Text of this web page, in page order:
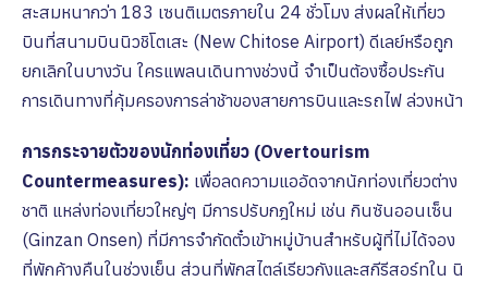
สะสมหนากว่า 183 เซนติเมตรภายใน 24 ชั่วโมง ส่งผลให้เที่ยว
บินที่สนามบินนิวชิโตเสะ (New Chitose Airport) ดีเลย์หรือถูก
ยกเลิกในบางวัน ใครแพลนเดินทางช่วงนี้ จำเป็นต้องซื้อประกัน
การเดินทางที่คุ้มครองการล่าช้าของสายการบินและรถไฟ ล่วงหน้า
การกระจายตัวของนักท่องเที่ยว (Overtourism
Countermeasures): เพื่อลดความแออัดจากนักท่องเที่ยวต่าง
ชาติ แหล่งท่องเที่ยวใหญ่ๆ มีการปรับกฎใหม่ เช่น กินซันออนเซ็น
(Ginzan Onsen) ที่มีการจำกัดตั๋วเข้าหมู่บ้านสำหรับผู้ที่ไม่ได้จอง
ที่พักค้างคืนในช่วงเย็น ส่วนที่พักสไตล์เรียวกังและสกีรีสอร์ทใน นิ